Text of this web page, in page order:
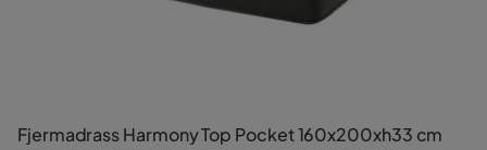
Fjermadrass Harmony Top Pocket 160x200xh33 cm